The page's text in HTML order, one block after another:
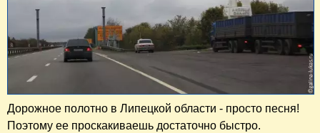
Дорожное полотно в Липецкой области - просто песня!
Поэтому ее проскакиваешь достаточно быстро.